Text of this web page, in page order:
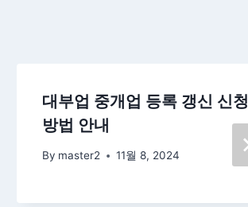
대부업 중개업 등록 갱신 신청
방법 안내
By master2 11월 8, 2024